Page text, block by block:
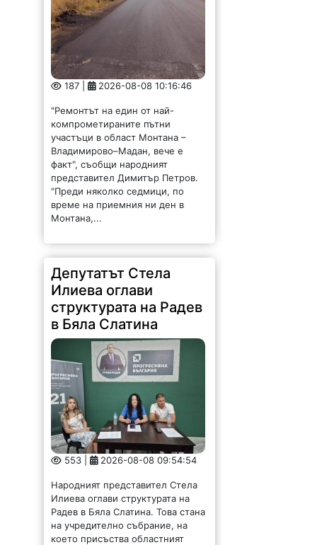
187 | 2026-08-08 10:16:46
"Ремонтът на един от най-
компрометираните пътни
участъци в област Монтана –
Владимирово–Мадан, вече е
факт", съобщи народният
представител Димитър Петров.
"Преди няколко седмици, по
време на приемния ни ден в
Монтана,...
Депутатът Стела
Илиева оглави
структурата на Радев
в Бяла Слатина
553 | 2026-08-08 09:54:54
Народният представител Стела
Илиева оглави структурата на
Радев в Бяла Слатина. Това стана
на учредително събрание, на
което присъства областният